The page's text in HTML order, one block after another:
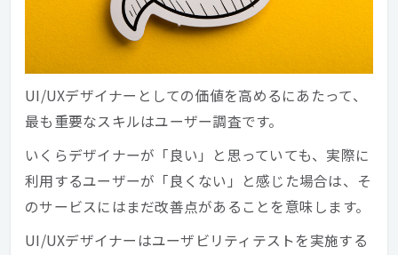
UI/UXデザイナーとしての価値を高めるにあたって、
最も重要なスキルはユーザー調査です。
いくらデザイナーが「良い」と思っていても、実際に
利用するユーザーが「良くない」と感じた場合は、そ
のサービスにはまだ改善点があることを意味します。
UI/UXデザイナーはユーザビリティテストを実施する